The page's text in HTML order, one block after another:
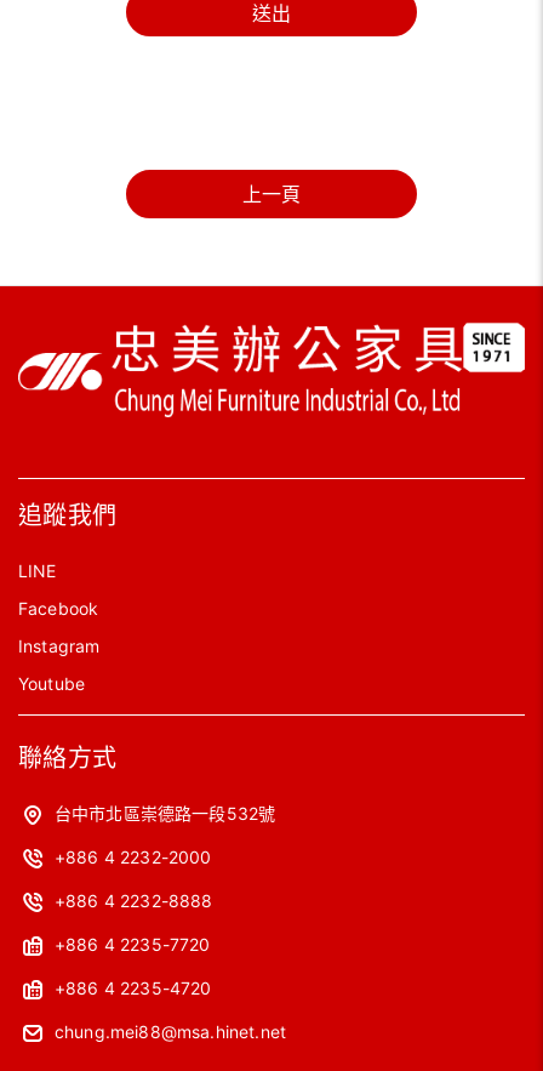
送出
上一頁
追蹤我們
LINE
Facebook
Instagram
Youtube
聯絡方式
台中市北區崇德路一段532號
+886 4 2232-2000
+886 4 2232-8888
+886 4 2235-7720
+886 4 2235-4720
chung.mei88@msa.hinet.net